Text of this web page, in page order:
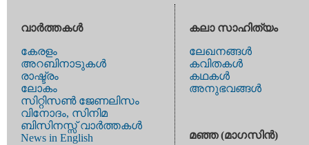
വാര്‍ത്തകള്‍
കേരളം
അറബിനാടുകള്‍
രാഷ്ട്രം
ലോകം
സിറ്റിസണ്‍ ജേണലിസം
വിനോദം, സിനിമ
ബിസിനസ്സ് വാര്‍ത്തകള്‍
News in English
കലാ സാഹിത്യം
ലേഖനങ്ങള്‍
കവിതകള്‍
കഥകള്‍
അനുഭവങ്ങള്‍
മഞ്ഞ (മാഗസിന്‍)